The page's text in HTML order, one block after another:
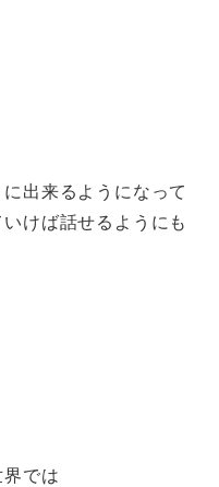
出来るようになって
けば話せるようにも
では